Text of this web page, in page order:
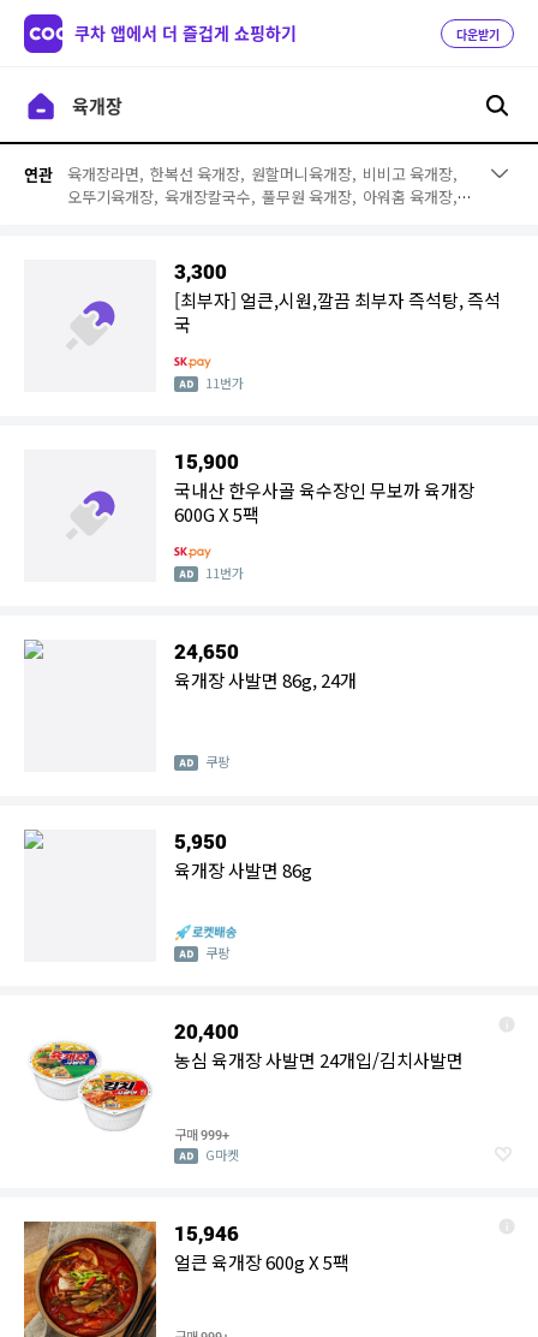
쿠차 앱에서 더 즐겁게 쇼핑하기 다운받기
연관 육개장라면, 한복선 육개장, 원할머니육개장, 비비고 육개장,
오뚜기육개장, 육개장칼국수, 풀무원 육개장, 아워홈 육개장,
3,300
[최부자] 얼큰,시원,깔끔 최부자 즉석탕, 즉석
국
11번가
15,900
국내산 한우사골 육수장인 무보까 육개장
600G X 5팩
11번가
24,650
육개장 사발면 86g, 24개
쿠팡
5,950
육개장 사발면 86g
쿠팡
20,400
농심 육개장 사발면 24개입/김치사발면
구매999+
G마켓
15,946
얼큰 육개장 600g X 5팩